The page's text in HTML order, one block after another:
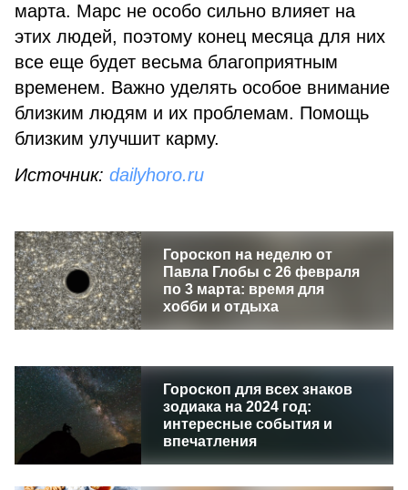
марта. Марс не особо сильно влияет на
этих людей, поэтому конец месяца для них
все еще будет весьма благоприятным
временем. Важно уделять особое внимание
близким людям и их проблемам. Помощь
близким улучшит карму.
Источник: dailyhoro.ru
Гороскоп на неделю от
Павла Глобы с 26 февраля
по 3 марта: время для
хобби и отдыха
Гороскоп для всех знаков
зодиака на 2024 год:
интересные события и
впечатления